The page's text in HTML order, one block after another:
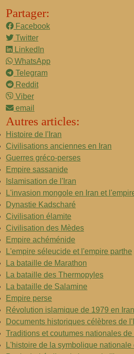
Partager:
Facebook
Twitter
LinkedIn
WhatsApp
Telegram
Reddit
Viber
email
Autres articles:
Histoire de l'Iran
Civilisations anciennes en Iran
Guerres gréco-perses
Empire sassanide
Islamisation de l'Iran
L'invasion mongole en Iran et
Dynastie Kadscharé
Civilisation élamite
Civilisation des Mèdes
Empire achéménide
L'empire séleucide et l'empire parthe
La bataille de Marathon
La bataille des Thermopyles
La bataille de Salamine
Empire perse
Révolution islamique de 1979 en Iran
Documents historiques célèbres de
Traditions et coutumes nationales de
L'histoire de la symbolique nationale